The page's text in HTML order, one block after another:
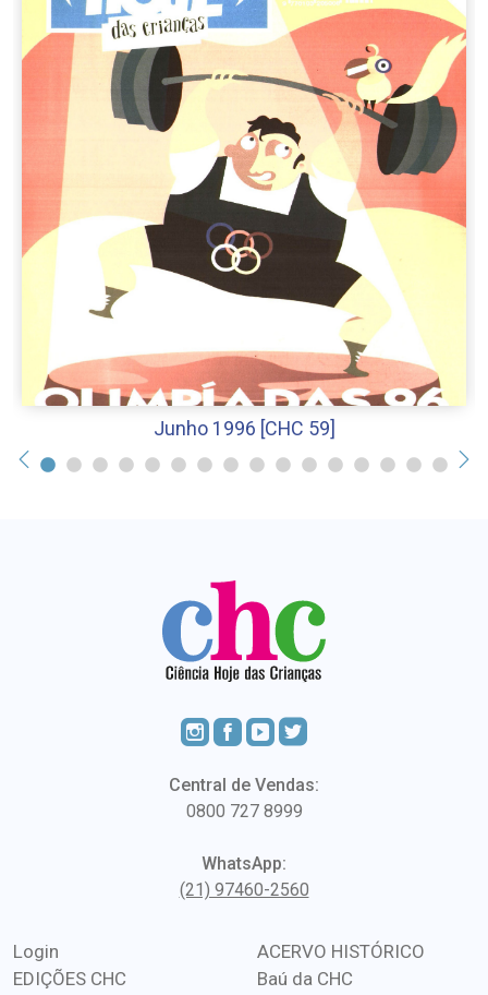
Junho 1996 [CHC 59]
Central de Vendas:
0800 727 8999
WhatsApp:
(21) 97460-2560
Login
EDIÇÕES CHC
ACERVO HISTÓRICO
Baú da CHC